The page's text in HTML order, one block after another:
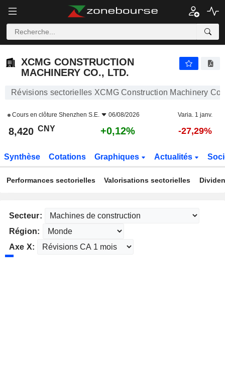
XCMG CONSTRUCTION
MACHINERY CO., LTD.
Révisions sectorielles XCMG Construction Machinery
Cours en clôture Shenzhen S.E. 06/08/2026 Varia. 1 janv.
8,420 CNY +0,12% -27,29%
Synthèse Cotations Graphiques Actualités
Performances sectorielles Valorisations sectorielles
Secteur:
Région:
Axe X: